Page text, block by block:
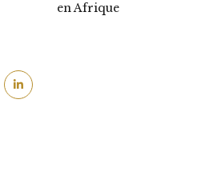
en Afrique